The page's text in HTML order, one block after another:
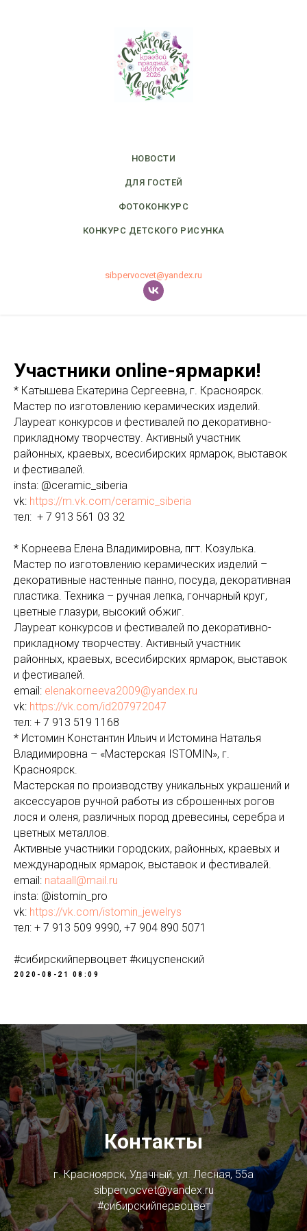
НОВОСТИ
ДЛЯ ГОСТЕЙ
ФОТОКОНКУРС
КОНКУРС ДЕТСКОГО РИСУНКА
sibpervocvet@yandex.ru
Участники online-ярмарки!
* Катышева Екатерина Сергеевна, г. Красноярск.
Мастер по изготовлению керамических изделий.
Лауреат конкурсов и фестивалей по декоративно-
прикладному творчеству. Активный участник
районных, краевых, всесибирских ярмарок, выставок
и фестивалей.
insta: @ceramic_siberia
vk: https://m.vk.com/ceramic_siberia
тел: + 7 913 561 03 32
* Корнеева Елена Владимировна, пгт. Козулька.
Мастер по изготовлению керамических изделий –
декоративные настенные панно, посуда, декоративная
пластика. Техника – ручная лепка, гончарный круг,
цветные глазури, высокий обжиг.
Лауреат конкурсов и фестивалей по декоративно-
прикладному творчеству. Активный участник
районных, краевых, всесибирских ярмарок, выставок
и фестивалей.
email: elenakorneeva2009@yandex.ru
vk: https://vk.com/id207972047
тел: + 7 913 519 1168
* Истомин Константин Ильич и Истомина Наталья
Владимировна – «Мастерская ISTOMIN», г.
Красноярск.
Мастерская по производству уникальных украшений и
аксессуаров ручной работы из сброшенных рогов
лося и оленя, различных пород древесины, серебра и
цветных металлов.
Активные участники городских, районных, краевых и
международных ярмарок, выставок и фестивалей.
email: nataall@mail.ru
insta: @istomin_pro
vk: https://vk.com/istomin_jewelrys
тел: + 7 913 509 9990, +7 904 890 5071
#сибирскийпервоцвет #кицуспенский
2020-08-21 08:09
Контакты
г. Красноярск, Удачный, ул. Лесная, 55а
sibpervocvet@yandex.ru
#сибирскийпервоцвет